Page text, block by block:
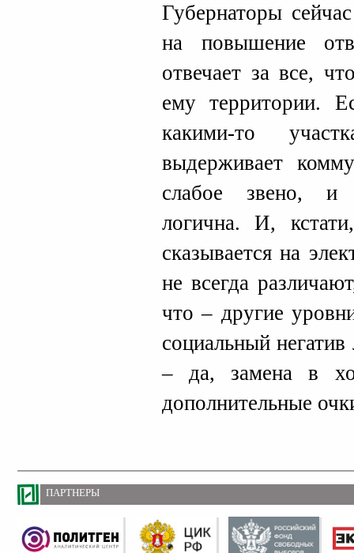
Губернаторы
на повышение
отвечает за все,
ему территории.
какими-то
выдерживает
слабое звено,
логична. И,
сказывается на
не всегда
что – другие
социальный
– да, замена в
дополнительные
ПАРТНЕРЫ